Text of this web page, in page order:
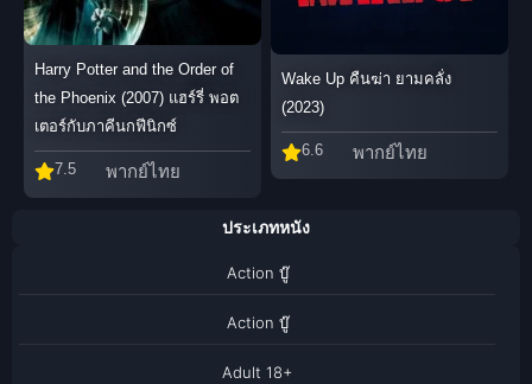
Harry Potter and the Order of
the Phoenix (2007) แฮร์รี่ พอต
เตอร์กับภาคีนกฟีนิกซ์
7.5 พากย์ไทย
Wake Up คืนฆ่า ยามคลั่ง
(2023)
6.6 พากย์ไทย
ประเภทหนัง
Action บู๊
Action บู๊
Adult 18+